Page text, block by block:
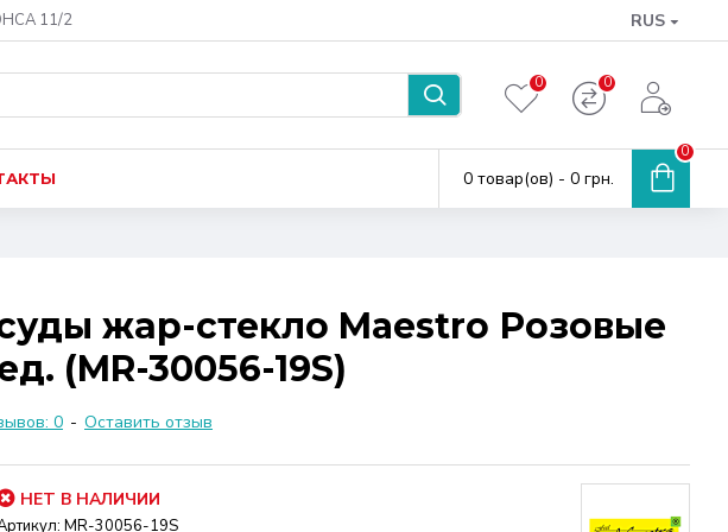
11/2 RUS
0 0
0 товар(ов) - 0 грн.
0
жар-стекло Maestro Розовые
(MR-30056-19S)
0 - Оставить отзыв
НЕТ В НАЛИЧИИ
MR-30056-19S